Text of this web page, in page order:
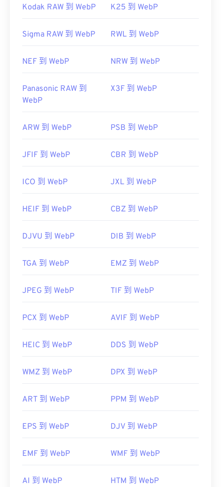
Kodak RAW 到 WebP K25 到 WebP
Sigma RAW 到 WebP RWL 到 WebP
NEF 到 WebP NRW 到 WebP
Panasonic RAW 到
WebP
X3F 到 WebP
ARW 到 WebP PSB 到 WebP
JFIF 到 WebP CBR 到 WebP
ICO 到 WebP JXL 到 WebP
HEIF 到 WebP CBZ 到 WebP
DJVU 到 WebP DIB 到 WebP
TGA 到 WebP EMZ 到 WebP
JPEG 到 WebP TIF 到 WebP
PCX 到 WebP AVIF 到 WebP
HEIC 到 WebP DDS 到 WebP
WMZ 到 WebP DPX 到 WebP
ART 到 WebP PPM 到 WebP
EPS 到 WebP DJV 到 WebP
EMF 到 WebP WMF 到 WebP
AI 到 WebP HTM 到 WebP